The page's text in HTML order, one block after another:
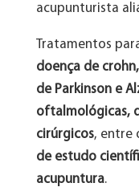
acupunturista
Tratamentos
doença de
de Parkinson e
oftalmológicas,
cirúrgicos, entre
de estudo
acupuntura.